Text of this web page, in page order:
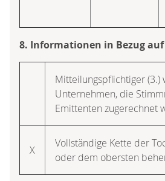
8. Informationen in Bezug
Mitteilungspflichtiger
Unternehmen, die
Emittenten zugerechnet
X
Vollständige Kette der
oder dem obersten